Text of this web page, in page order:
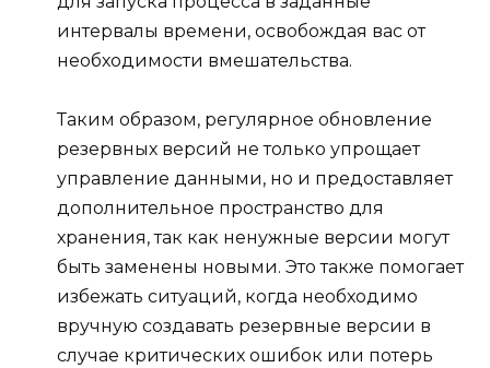
интервалы времени, освобождая вас от
необходимости вмешательства.
Таким образом, регулярное обновление
резервных версий не только упрощает
управление данными, но и предоставляет
дополнительное пространство для
хранения, так как ненужные версии могут
быть заменены новыми. Это также помогает
избежать ситуаций, когда необходимо
вручную создавать резервные версии в
случае критических ошибок или потерь